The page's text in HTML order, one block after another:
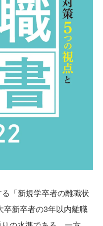
「新規学卒者の離職状
卒新卒者の3年以内離職